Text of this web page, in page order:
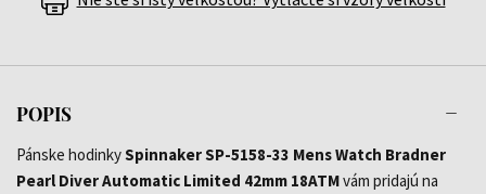
POPIS
Pánske hodinkySpinnaker SP-5158-33 Mens Watch Bradner
Pearl Diver Automatic Limited 42mm 18ATMvám pridajú na